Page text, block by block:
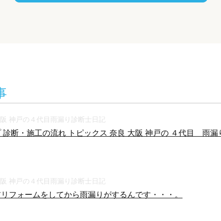
神戸の４代目雨漏り診断士日記
診断・施工の流れ トピックス 奈良 大阪 神戸の ４代目 雨漏
神戸の４代目雨漏り診断士日記
フォームをしてから雨漏りがするんです・・・。